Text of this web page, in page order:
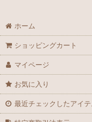
ホーム
ショッピングカート
マイページ
お気に入り
最近チェックしたアイテ